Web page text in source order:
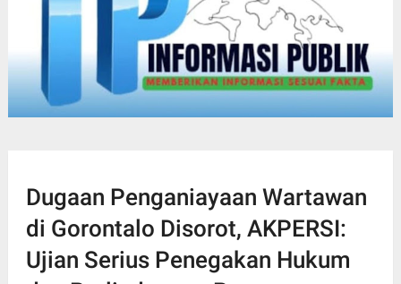
Dugaan Penganiayaan Wartawan
di Gorontalo Disorot, AKPERSI:
Ujian Serius Penegakan Hukum